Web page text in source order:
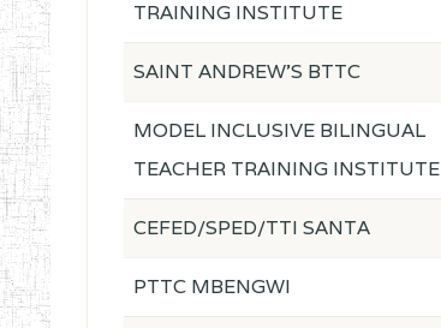
TRAINING INSTITUTE
SAINT ANDREW'S BTTC
MODEL INCLUSIVE BILINGUAL
TEACHER TRAINING INSTITUTE
CEFED/SPED/TTI SANTA
PTTC MBENGWI